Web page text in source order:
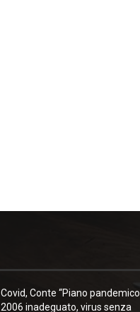
Covid, Conte “Piano pandemico
2006 inadeguato, virus senza